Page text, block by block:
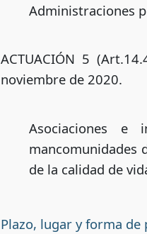
Administraciones
ACTUACIÓN 5
noviembre de 2020.
Asociaciones e
mancomunidades
de la calidad de
Plazo, lugar y forma de